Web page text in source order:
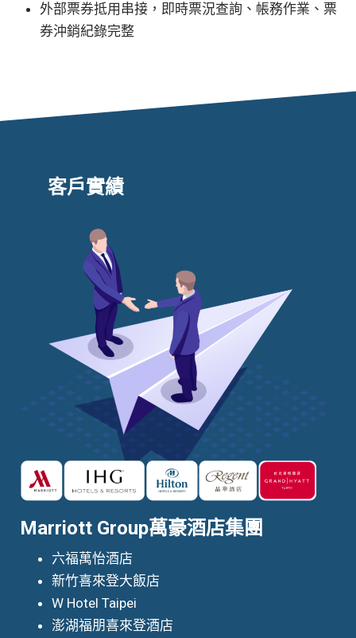
外部票券抵用串接，即時票況查詢、帳務作業、票
券沖銷紀錄完整
客戶實績
Marriott Group萬豪酒店集團
六福萬怡酒店
新竹喜來登大飯店
W Hotel Taipei
澎湖福朋喜來登酒店